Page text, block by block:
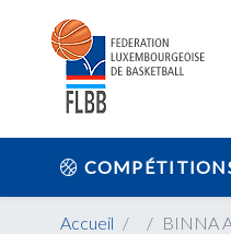
Accueil BINNA